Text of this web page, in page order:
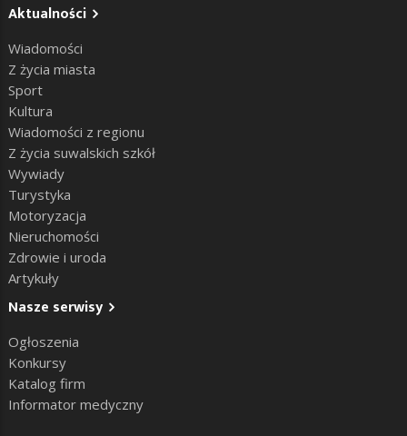
Aktualności
Wiadomości
Z życia miasta
Sport
Kultura
Wiadomości z regionu
Z życia suwalskich szkół
Wywiady
Turystyka
Motoryzacja
Nieruchomości
Zdrowie i uroda
Artykuły
Nasze serwisy
Ogłoszenia
Konkursy
Katalog firm
Informator medyczny